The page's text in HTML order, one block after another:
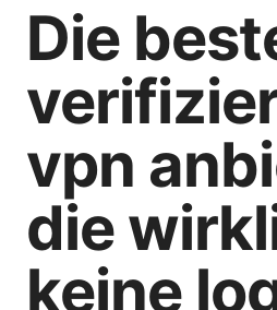
Die
vpn
die
keine